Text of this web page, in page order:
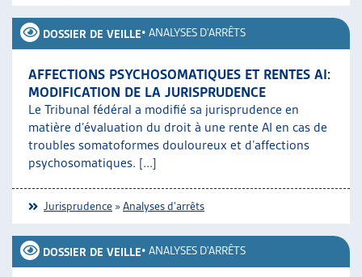
DOSSIER DE VEILLE• ANALYSES D'ARRÊTS
AFFECTIONS PSYCHOSOMATIQUES ET RENTES AI:
MODIFICATION DE LA JURISPRUDENCE
Le Tribunal fédéral a modifié sa jurisprudence en
matière d’évaluation du droit à une rente AI en cas de
troubles somatoformes douloureux et d’affections
psychosomatiques. [...]
Jurisprudence »Analyses d'arrêts
DOSSIER DE VEILLE• ANALYSES D'ARRÊTS